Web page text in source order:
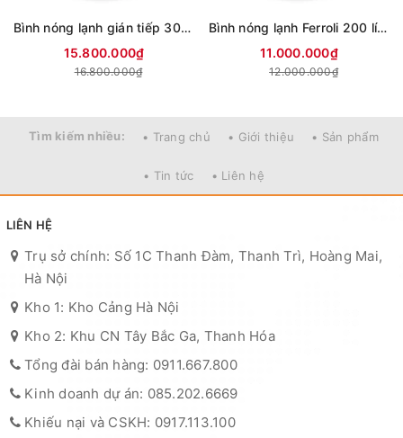
Bình nóng lạnh gián tiếp 300 lítFerroli Aqua store
15.800.000₫
16.800.000₫
Bình nóng lạnh Ferroli 200 lít AQUA 200L
11.000.000₫
12.000.000₫
Tìm kiếm nhiều: • Trang chủ • Giới thiệu • Sản phẩm
• Tin tức • Liên hệ
LIÊN HỆ
Trụ sở chính: Số 1C Thanh Đàm, Thanh Trì, Hoàng Mai,
Hà Nội
Kho 1: Kho Cảng Hà Nội
Kho 2: Khu CN Tây Bắc Ga, Thanh Hóa
Tổng đài bán hàng: 0911.667.800
Kinh doanh dự án: 085.202.6669
Khiếu nại và CSKH: 0917.113.100